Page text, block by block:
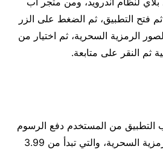
فتح التطبيق، ثم الضغط على الزر
الرمزية السحرية، ثم اختيار من
التطبيق من المستخدم دفع الرسوم
اللازمة لإنشاء الصور الرمزية السحرية، والتي تبدأ من 3.99